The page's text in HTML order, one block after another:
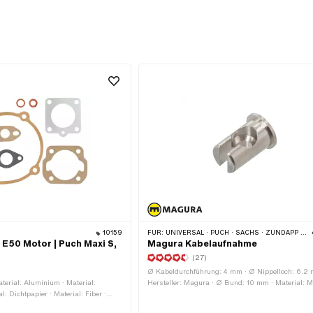
10159
Motor | Puch Maxi S,
Aluminium · Material:
Dichtpapier · Material: Fiber ·
FÜR: UNIVERSAL · PUCH · SACHS · ZÜNDAPP BELMONDO · CILO
Magura Kabelaufnahme
(27)
Ø Kabeldurchführung: 4 mm · Ø Nippelloch: 6.2
Hersteller: Magura · Ø Bund: 10 mm · Material: